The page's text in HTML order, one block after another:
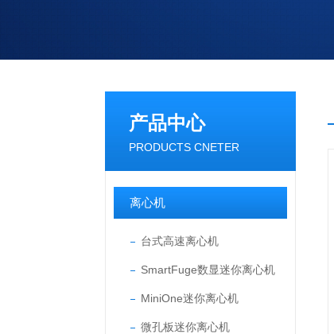
产品中心
PRODUCTS CNETER
离心机
台式高速离心机
SmartFuge数显迷你离心机
MiniOne迷你离心机
微孔板迷你离心机